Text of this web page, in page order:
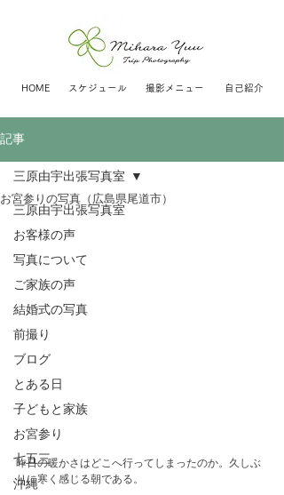
HOME スケジュール 撮影メニュー 自己紹介
記事
三原由宇出張写真室
お客様の声
写真について
ご家族の声
結婚式の写真
前撮り
ブログ
とある日
子どもと家族
お宮参り
七五三
沖縄
三原由宇出張写真室
お宮参りの写真（広島県尾道市）
昨日の暖かさはどこへ行ってしまったのか。久しぶ
りに寒く感じる朝である。